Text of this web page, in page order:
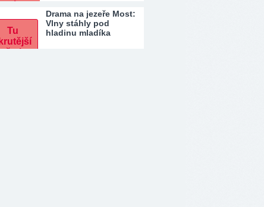
Drama na jezeře Most:
Vlny stáhly pod
hladinu mladíka